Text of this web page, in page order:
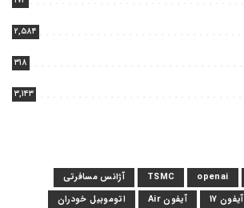
۲,۵۸۴
۳۱۸
۳,۱۴۳
openai
TSMC
آژانس مسافرتی
آیفون 17 آیفون Air
اتوموبیل خودران